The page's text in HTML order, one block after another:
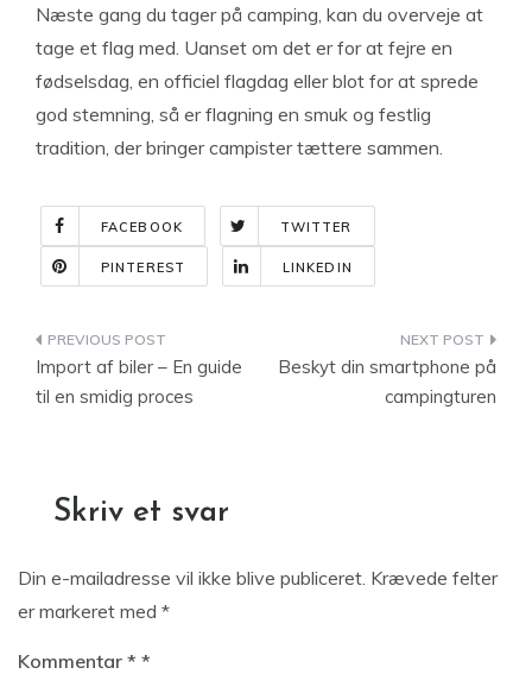
Næste gang du tager på camping, kan du overveje at
tage et flag med. Uanset om det er for at fejre en
fødselsdag, en officiel flagdag eller blot for at sprede
god stemning, så er flagning en smuk og festlig
tradition, der bringer campister tættere sammen.
FACEBOOK TWITTER
PINTEREST LINKEDIN
Indlægsnavigation
Import af biler – En guide
til en smidig proces
Beskyt din smartphone på
campingturen
Skriv et svar
Din e-mailadresse vil ikke blive publiceret. Krævede felter
er markeret med *
Kommentar *